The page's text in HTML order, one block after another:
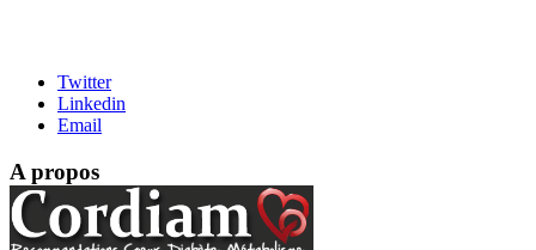
Twitter
Linkedin
Email
A propos